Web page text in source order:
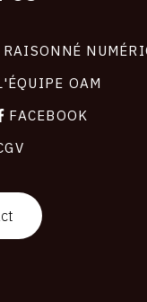
OAM
FACEBOOK